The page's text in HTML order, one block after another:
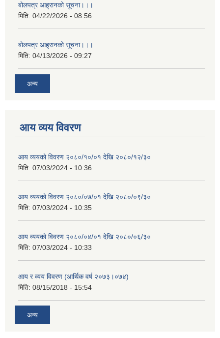
बोलपत्र आह्रानको सूचना।।।
मिति: 04/22/2026 - 08:56
बोलपत्र आह्रानको सूचना।।।
मिति: 04/13/2026 - 09:27
अन्य
आय व्यय विवरण
आय व्ययको विवरण २०८०/१०/०१ देखि २०८०/१२/३०
मिति: 07/03/2024 - 10:36
आय व्ययको विवरण २०८०/०७/०१ देखि २०८०/०९/३०
मिति: 07/03/2024 - 10:35
आय व्ययको विवरण २०८०/०४/०१ देखि २०८०/०६/३०
मिति: 07/03/2024 - 10:33
आय र व्यय विवरण (आर्थिक वर्ष २०७३।०७४)
मिति: 08/15/2018 - 15:54
अन्य